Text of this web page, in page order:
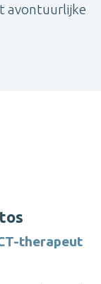
avontuurlijke
therapeut